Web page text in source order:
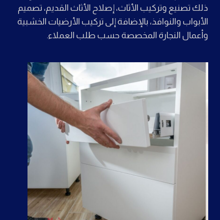
ذلك تصنيع وتركيب الأثاث، إصلاح الأثاث القديم، تصميم
الأبواب والنوافذ، بالإضافة إلى تركيب الأرضيات الخشبية
وأعمال النجارة المخصصة حسب طلب العملاء.